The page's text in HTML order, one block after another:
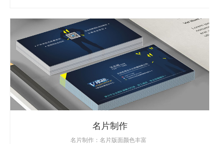
名片制作
名片制作：名片版面颜色丰富